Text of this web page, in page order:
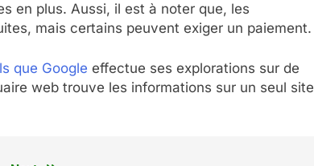
en plus. Aussi, il est à noter que, les
mais certains peuvent exiger un paiement.
que Google effectue ses explorations sur de
web trouve les informations sur un seul site